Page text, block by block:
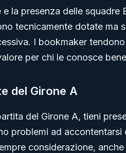
la presenza delle
tecnicamente dotate
I bookmaker
per chi le conosce
del Girone A
del Girone A, tieni
problemi ad
considerazione,